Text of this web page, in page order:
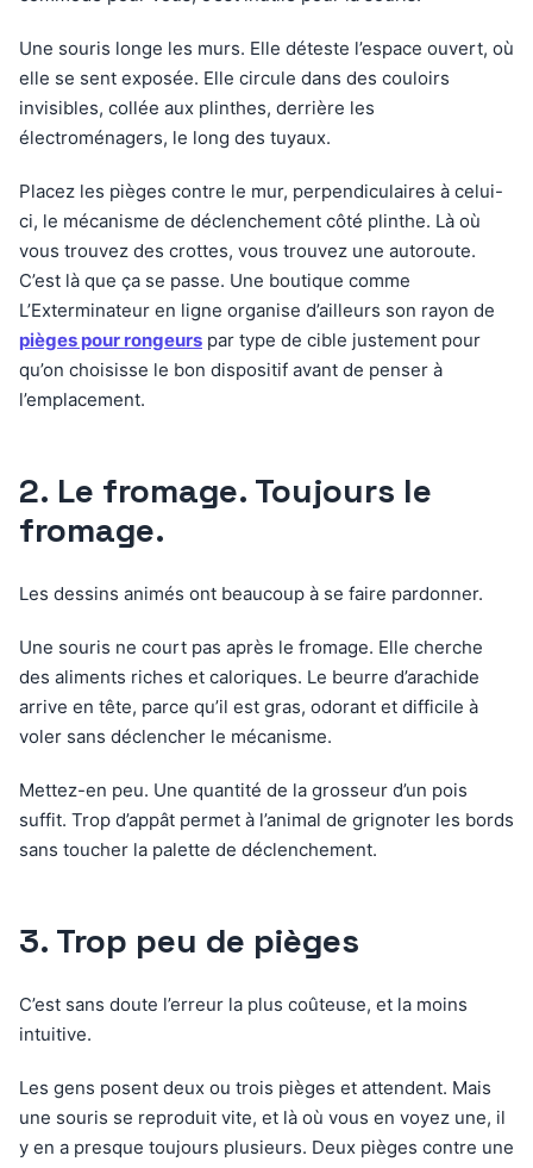
Une souris longe les murs. Elle déteste l’espace ouvert, où
elle se sent exposée. Elle circule dans des couloirs
invisibles, collée aux plinthes, derrière les
électroménagers, le long des tuyaux.
Placez les pièges contre le mur, perpendiculaires à celui-
ci, le mécanisme de déclenchement côté plinthe. Là où
vous trouvez des crottes, vous trouvez une autoroute.
C’est là que ça se passe. Une boutique comme
L’Exterminateur en ligne organise d’ailleurs son rayon de
pièges pour rongeurs par type de cible justement pour
qu’on choisisse le bon dispositif avant de penser à
l’emplacement.
2. Le fromage. Toujours le
fromage.
Les dessins animés ont beaucoup à se faire pardonner.
Une souris ne court pas après le fromage. Elle cherche
des aliments riches et caloriques. Le beurre d’arachide
arrive en tête, parce qu’il est gras, odorant et difficile à
voler sans déclencher le mécanisme.
Mettez-en peu. Une quantité de la grosseur d’un pois
suffit. Trop d’appât permet à l’animal de grignoter les bords
sans toucher la palette de déclenchement.
3. Trop peu de pièges
C’est sans doute l’erreur la plus coûteuse, et la moins
intuitive.
Les gens posent deux ou trois pièges et attendent. Mais
une souris se reproduit vite, et là où vous en voyez une, il
y en a presque toujours plusieurs. Deux pièges contre une